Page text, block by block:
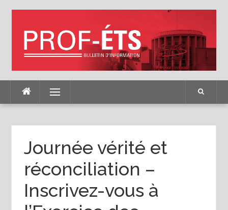
Menu
Journée vérité et
réconciliation –
Inscrivez-vous à